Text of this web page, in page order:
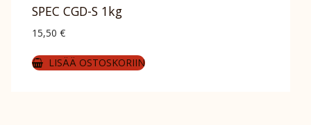
SPEC CGD-S 1kg
15,50 €
LISÄÄ OSTOSKORIIN